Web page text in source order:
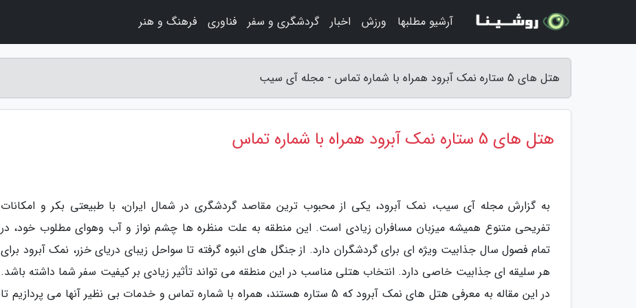
هتل های 5 ستاره نمک آبرود همراه با شماره تماس - مجله آی سیب
هتل های 5 ستاره نمک آبرود همراه با شماره تماس
به گزارش مجله آی سیب، نمک آبرود، یکی از محبوب ترین مقاصد گردشگری در شمال ایران، با طبیعتی بکر و امکانات
تفریحی متنوع همیشه میزبان مسافران زیادی است. این منطقه به علت منظره ها چشم نواز و آب وهوای مطلوب خود، در
تمام فصول سال جذابیت ویژه ای برای گردشگران دارد. از جنگل های انبوه گرفته تا سواحل زیبای دریای خزر، نمک آبرود برای
هر سلیقه ای جذابیت خاصی دارد. انتخاب هتلی مناسب در این منطقه می تواند تأثیر زیادی بر کیفیت سفر شما داشته باشد.
در این مقاله به معرفی هتل های نمک آبرود که 5 ستاره هستند، همراه با شماره تماس و خدمات بی نظیر آنها می پردازیم تا
آرشیو مطلبها ورزش اخبار گردشگری و سفر فناوری فرهنگ و هنر